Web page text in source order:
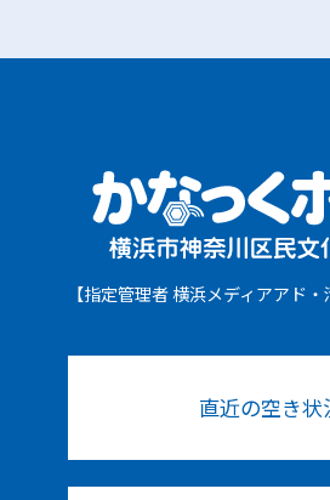
【指定管理者 横浜メディアアド・
直近の空き状